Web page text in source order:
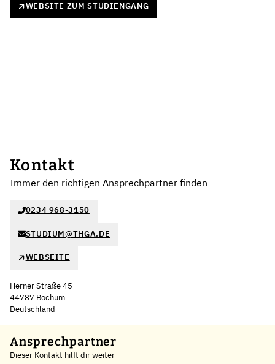
WEBSITE ZUM STUDIENGANG
Kontakt
Immer den richtigen Ansprechpartner finden
0234 968-3150
STUDIUM@THGA.DE
WEBSEITE
Herner Straße 45
44787 Bochum
Deutschland
+
−
Ansprechpartner
Dieser Kontakt hilft dir weiter